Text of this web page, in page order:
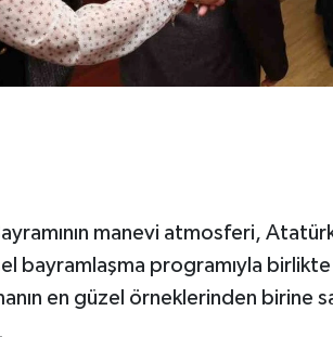
manevi atmosferi,
bayramlaşma programıyla
en güzel örneklerinden birine